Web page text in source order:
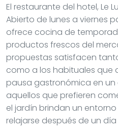
El restaurante del hotel, Le
Abierto de lunes a viernes
ofrece cocina de
productos frescos del
propuestas satisfacen
como a los habituales que
pausa gastronómica en
aquellos que prefieren
el jardín brindan un
relajarse después de un